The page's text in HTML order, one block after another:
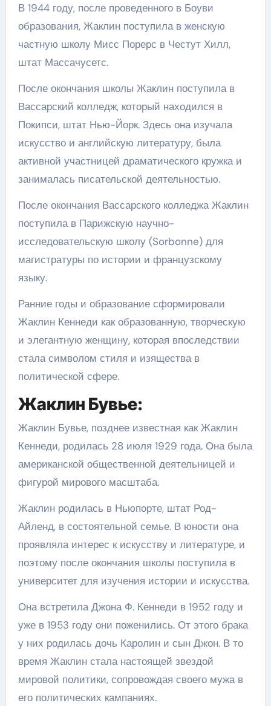
В 1944 году, после проведенного в Боуви
образования, Жаклин поступила в женскую
частную школу Мисс Порерс в Честут Хилл,
штат Массачусетс.
После окончания школы Жаклин поступила в
Вассарский колледж, который находился в
Покипси, штат Нью-Йорк. Здесь она изучала
искусство и английскую литературу, была
активной участницей драматического кружка и
занималась писательской деятельностью.
После окончания Вассарского колледжа Жаклин
поступила в Парижскую научно-
исследовательскую школу (Sorbonne) для
магистратуры по истории и французскому
языку.
Ранние годы и образование сформировали
Жаклин Кеннеди как образованную, творческую
и элегантную женщину, которая впоследствии
стала символом стиля и изящества в
политической сфере.
Жаклин Бувье:
Жаклин Бувье, позднее известная как Жаклин
Кеннеди, родилась 28 июля 1929 года. Она была
американской общественной деятельницей и
фигурой мирового масштаба.
Жаклин родилась в Ньюпорте, штат Род-
Айленд, в состоятельной семье. В юности она
проявляла интерес к искусству и литературе, и
поэтому после окончания школы поступила в
университет для изучения истории и искусства.
Она встретила Джона Ф. Кеннеди в 1952 году и
уже в 1953 году они поженились. От этого брака
у них родилась дочь Каролин и сын Джон. В то
время Жаклин стала настоящей звездой
мировой политики, сопровождая своего мужа в
его политических кампаниях.